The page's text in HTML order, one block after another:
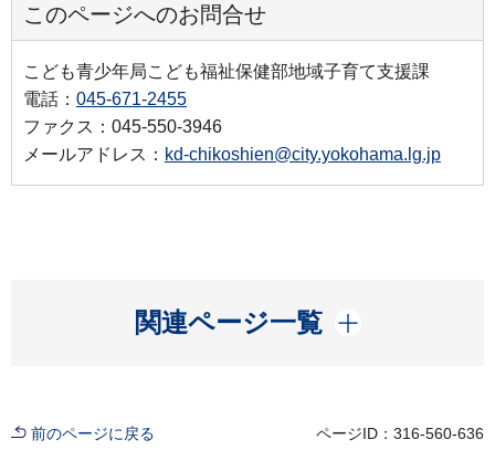
このページへのお問合せ
こども青少年局こども福祉保健部地域子育て支援課
電話： 045-671-2455
ファクス：045-550-3946
メールアドレス： kd-chikoshien@city.yokohama.lg.jp
関連ページ一覧
開く
前のページに戻る ページID：316-560-636